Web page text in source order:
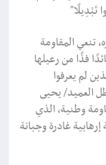
تنعي المقاومة
فذًا من رعيلها
لم يعرفوا
العميد/ يحيى
وطنية، الذي
غادرة وجبانة